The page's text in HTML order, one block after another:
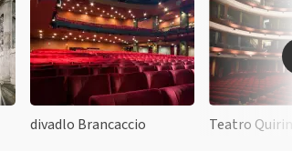
divadlo Brancaccio Teatro Quirino